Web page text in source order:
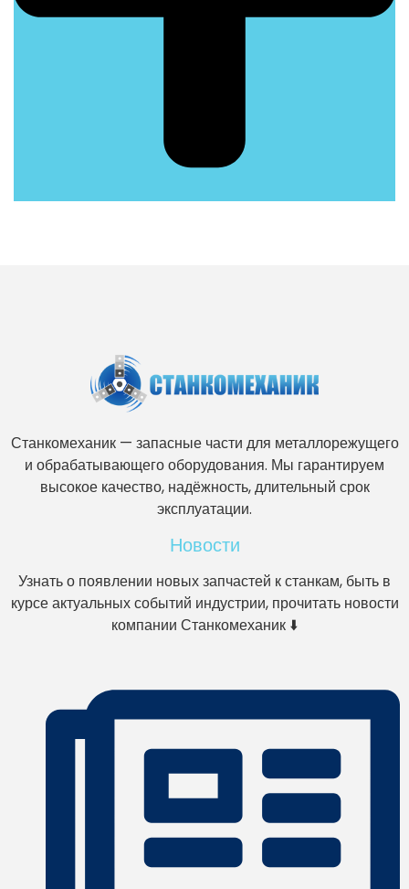
Станкомеханик — запасные части для металлорежущего
и обрабатывающего оборудования. Мы гарантируем
высокое качество, надёжность, длительный срок
эксплуатации.
Новости
Узнать о появлении новых запчастей к станкам, быть в
курсе актуальных событий индустрии, прочитать новости
компании Станкомеханик ⬇️